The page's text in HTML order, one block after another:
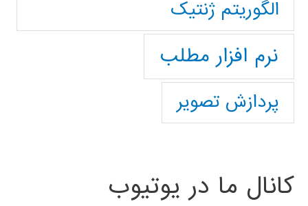
الگوریتم ژنتیک
نرم افزار مطلب
پردازش تصویر
کانال ما در یوتیوب